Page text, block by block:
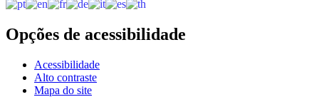
Opções de acessibilidade
Acessibilidade
Alto contraste
Mapa do site